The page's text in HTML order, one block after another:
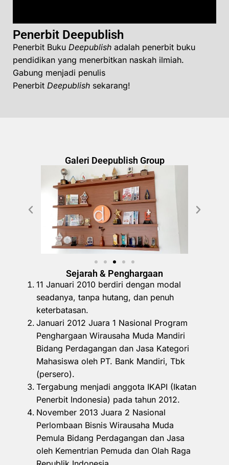
Penerbit Deepublish
Penerbit Buku Deepublish adalah penerbit buku
pendidikan yang menerbitkan naskah ilmiah.
Gabung menjadi penulis
Penerbit Deepublish sekarang!
Galeri Deepublish Group
Sejarah & Penghargaan
11 Januari 2010 berdiri dengan modal
seadanya, tanpa hutang, dan penuh
keterbatasan.
Januari 2012 Juara 1 Nasional Program
Penghargaan Wirausaha Muda Mandiri
Bidang Perdagangan dan Jasa Kategori
Mahasiswa oleh PT. Bank Mandiri, Tbk
(persero).
Tergabung menjadi anggota IKAPI (Ikatan
Penerbit Indonesia) pada tahun 2012.
November 2013 Juara 2 Nasional
Perlombaan Bisnis Wirausaha Muda
Pemula Bidang Perdagangan dan Jasa
oleh Kementrian Pemuda dan Olah Raga